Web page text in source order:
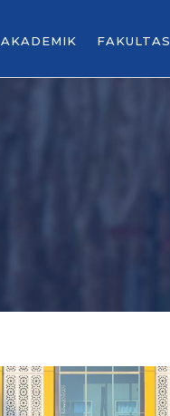
AKADEMIK FAKULTAS